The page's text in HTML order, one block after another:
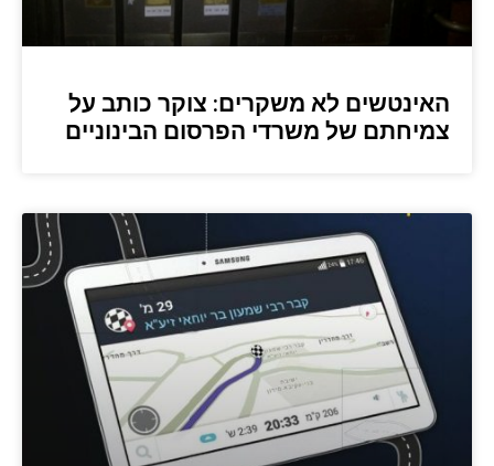
האינטשים לא משקרים: צוקר כותב על
צמיחתם של משרדי הפרסום הבינוניים